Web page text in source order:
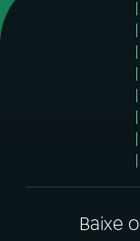
Baixe